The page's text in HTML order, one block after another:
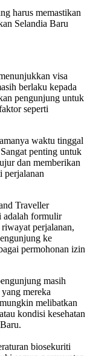
harus memastikan
Selandia Baru
visa
berlaku kepada
pengunjung untuk
seperti
waktu tinggal
penting untuk
​​dan memberikan
perjalanan
Traveller
adalah formulir
perjalanan,
ke
permohonan izin
masih
mereka
melibatkan
kondisi kesehatan
biosekuriti